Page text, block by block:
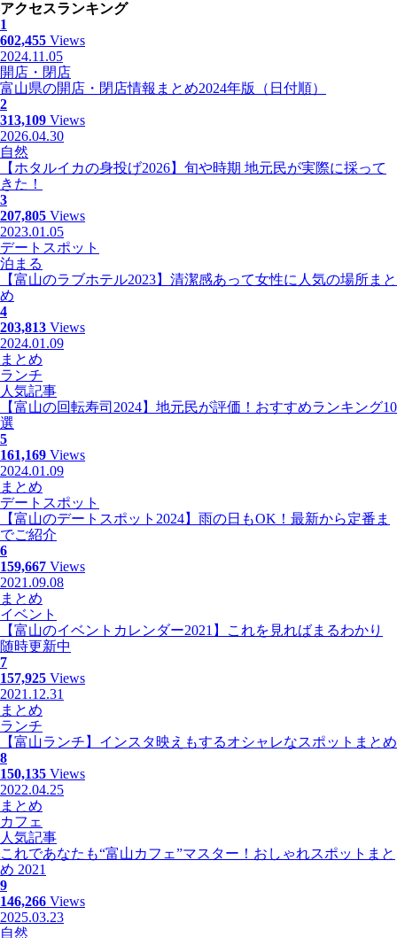
アクセスランキング
1
602,455 Views
2024.11.05
開店・閉店
富山県の開店・閉店情報まとめ2024年版（日付順）
2
313,109 Views
2026.04.30
自然
【ホタルイカの身投げ2026】旬や時期 地元民が実際に採って
きた！
3
207,805 Views
2023.01.05
デートスポット
泊まる
【富山のラブホテル2023】清潔感あって女性に人気の場所まと
め
4
203,813 Views
2024.01.09
まとめ
ランチ
人気記事
【富山の回転寿司2024】地元民が評価！おすすめランキング10
選
5
161,169 Views
2024.01.09
まとめ
デートスポット
【富山のデートスポット2024】雨の日もOK！最新から定番ま
でご紹介
6
159,667 Views
2021.09.08
まとめ
イベント
【富山のイベントカレンダー2021】これを見ればまるわかり
随時更新中
7
157,925 Views
2021.12.31
まとめ
ランチ
【富山ランチ】インスタ映えもするオシャレなスポットまとめ
8
150,135 Views
2022.04.25
まとめ
カフェ
人気記事
これであなたも“富山カフェ”マスター！おしゃれスポットまと
め 2021
9
146,266 Views
2025.03.23
自然